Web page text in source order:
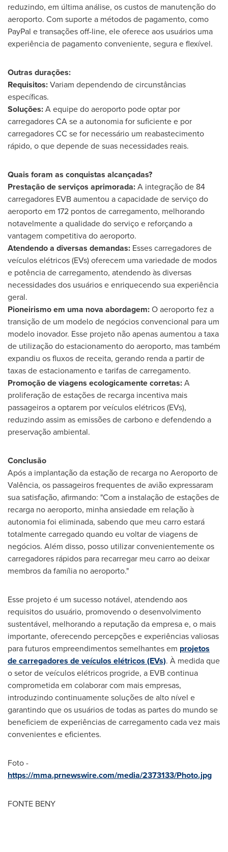
reduzindo, em última análise, os custos de manutenção do
aeroporto. Com suporte a métodos de pagamento, como
PayPal e transações off-line, ele oferece aos usuários uma
experiência de pagamento conveniente, segura e flexível.
Outras durações:
Requisitos:Variam dependendo de circunstâncias
específicas.
Soluções:A equipe do aeroporto pode optar por
carregadores CA se a autonomia for suficiente e por
carregadores CC se for necessário um reabastecimento
rápido, o que depende de suas necessidades reais.
Quais foram as conquistas alcançadas?
Prestação de serviços aprimorada:A integração de 84
carregadores EVB aumentou a capacidade de serviço do
aeroporto em 172 pontos de carregamento, melhorando
notavelmente a qualidade do serviço e reforçando a
vantagem competitiva do aeroporto.
Atendendo a diversas demandas: Esses carregadores de
veículos elétricos (EVs) oferecem uma variedade de modos
e potência de carregamento, atendendo às diversas
necessidades dos usuários e enriquecendo sua experiência
geral.
Pioneirismo em uma nova abordagem:O aeroporto fez a
transição de um modelo de negócios convencional para um
modelo inovador. Esse projeto não apenas aumentou a taxa
de utilização do estacionamento do aeroporto, mas também
expandiu os fluxos de receita, gerando renda a partir de
taxas de estacionamento e tarifas de carregamento.
Promoção de viagens ecologicamente corretas:A
proliferação de estações de recarga incentiva mais
passageiros a optarem por veículos elétricos (EVs),
reduzindo assim as emissões de carbono e defendendo a
preservação ambiental.
Conclusão
Após a implantação da estação de recarga no Aeroporto de
Valência, os passageiros frequentes de avião expressaram
sua satisfação, afirmando: "Com a instalação de estações de
recarga no aeroporto, minha ansiedade em relação à
autonomia foi eliminada, sabendo que meu carro estará
totalmente carregado quando eu voltar de viagens de
negócios. Além disso, posso utilizar convenientemente os
carregadores rápidos para recarregar meu carro ao deixar
membros da família no aeroporto."
Esse projeto é um sucesso notável, atendendo aos
requisitos do usuário, promovendo o desenvolvimento
sustentável, melhorando a reputação da empresa e, o mais
importante, oferecendo percepções e experiências valiosas
para futuros empreendimentos semelhantes em projetos
de carregadores de veículos elétricos (EVs). À medida que
o setor de veículos elétricos progride, a EVB continua
comprometida em colaborar com mais empresas,
introduzindo continuamente soluções de alto nível e
garantindo que os usuários de todas as partes do mundo se
beneficiem de experiências de carregamento cada vez mais
convenientes e eficientes.
Foto -
https://mma.prnewswire.com/media/2373133/Photo.jpg
FONTE BENY